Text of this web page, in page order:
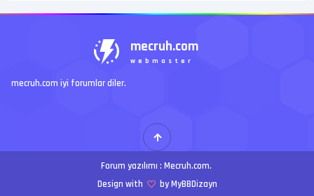
mecruh.com
webmaster
mecruh.com iyi forumlar diler.
Forum yazılımı : Mecruh.com.
Design with
by MyBBDizayn